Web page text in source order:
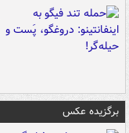
برگزیده عکس